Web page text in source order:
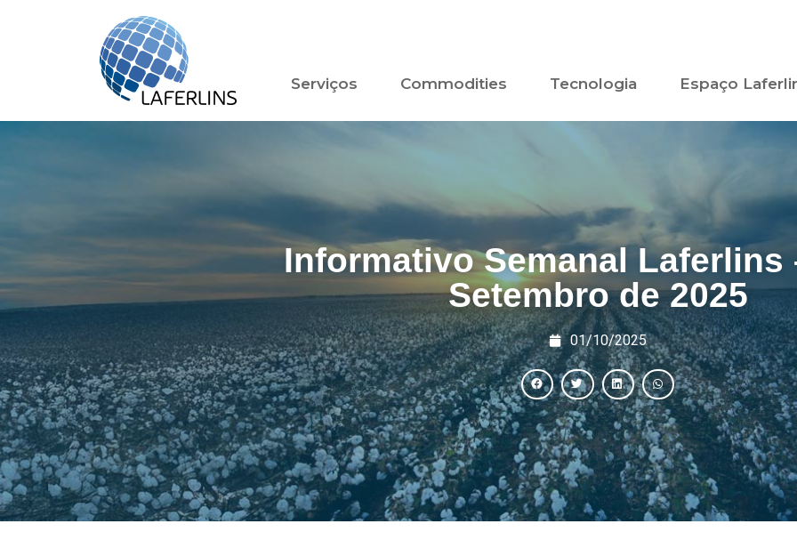
Serviços Commodities Tecnologia Espaço
Informativo Semanal Laferlins
Setembro de 2025
01/10/2025